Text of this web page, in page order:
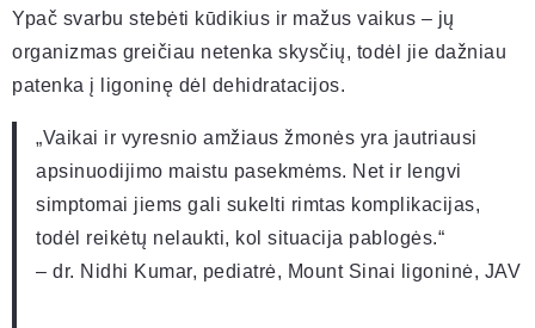
Ypač svarbu stebėti kūdikius ir mažus vaikus – jų
organizmas greičiau netenka skysčių, todėl jie dažniau
patenka į ligoninę dėl dehidratacijos.
„Vaikai ir vyresnio amžiaus žmonės yra jautriausi
apsinuodijimo maistu pasekmėms. Net ir lengvi
simptomai jiems gali sukelti rimtas komplikacijas,
todėl reikėtų nelaukti, kol situacija pablogės.“
– dr. Nidhi Kumar, pediatrė, Mount Sinai ligoninė, JAV